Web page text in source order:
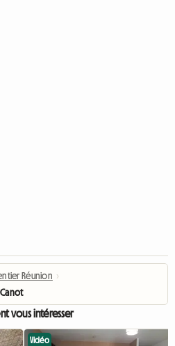
Réunion ›
vous intéresser
Vidéo